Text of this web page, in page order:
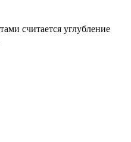
считается углубление